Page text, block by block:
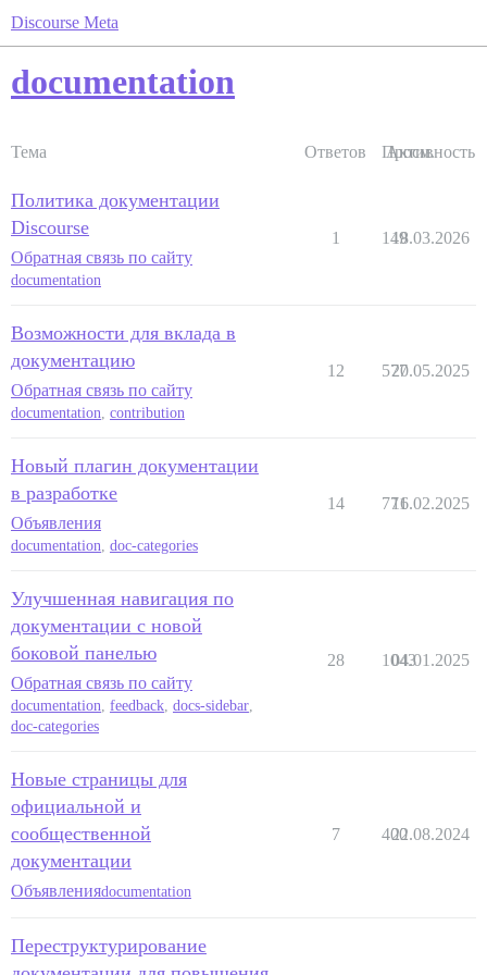
Discourse Meta
documentation
Тема Ответов Просм.
Активность
Политика документации
Discourse
Обратная связь по сайту
documentation
1 149
18.03.2026
Возможности для вклада в
документацию
Обратная связь по сайту
documentation, contribution
12 577
20.05.2025
Новый плагин документации
в разработке
Объявления
documentation, doc-categories
14 771
16.02.2025
Улучшенная навигация по
документации с новой
боковой панелью
Обратная связь по сайту
documentation, feedback, docs-sidebar,
doc-categories
28 1043
04.01.2025
Новые страницы для
официальной и
сообщественной
документации
Объявленияdocumentation
7 400
22.08.2024
Переструктурирование